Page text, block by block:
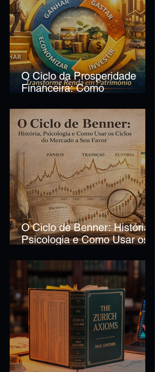
O Ciclo da Prosperidade
Financeira: Como
Patrimônio
O Ciclo de Benner: História,
Psicologia e Como Usar os
Favor